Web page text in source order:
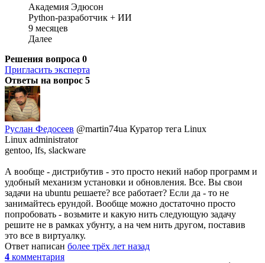
Академия Эдюсон
Python-разработчик + ИИ
9 месяцев
Далее
Решения вопроса 0
Пригласить эксперта
Ответы на вопрос 5
Руслан Федосеев @martin74ua Куратор тега Linux
Linux administrator
gentoo, lfs, slackware
А вообще - дистрибутив - это просто некий набор программ и
удобный механизм установки и обновления. Все. Вы свои
задачи на ubuntu решаете? все работает? Если да - то не
занимайтесь ерундой. Вообще можно достаточно просто
попробовать - возьмите и какую нить следующую задачу
решите не в рамках убунту, а на чем нить другом, поставив
это все в виртуалку.
Ответ написан более трёх лет назад
4 комментария